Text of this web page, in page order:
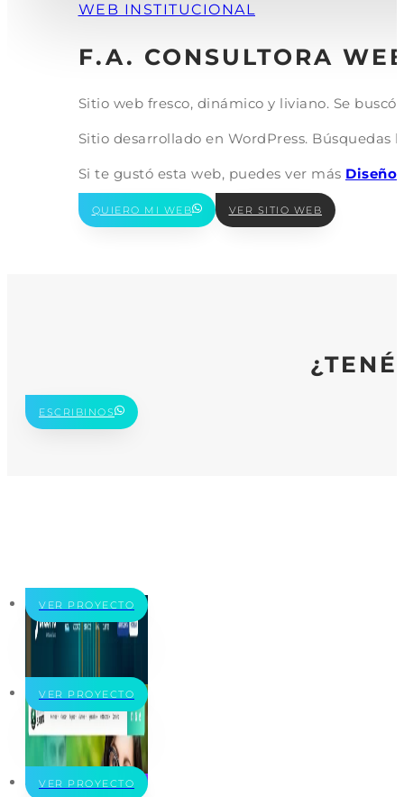
WEB INSTITUCIONAL
F.A. CONSULTORA
Sitio web fresco, dinámico y liviano. Se
Sitio desarrollado en WordPress. Búsquedas
Si te gustó esta web, puedes ver más Diseño
QUIERO MI WEB VER SITIO WEB
ESCRIBINOS
VER PROYECTO
VER PROYECTO
VER PROYECTO